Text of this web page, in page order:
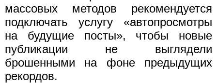
массовых методов рекомендуется
подключать услугу «автопросмотры
на будущие посты», чтобы новые
публикации не выглядели
брошенными на фоне предыдущих
рекордов.